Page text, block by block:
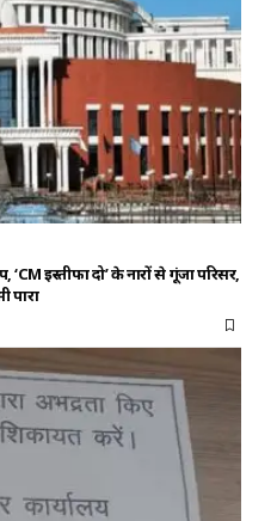
‘CM इस्तीफा दो’ के नारों से गूंजा परिसर,
पारा